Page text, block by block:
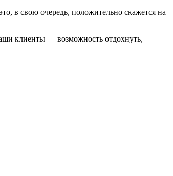
в свою очередь, положительно скажется на
клиенты — возможность отдохнуть,